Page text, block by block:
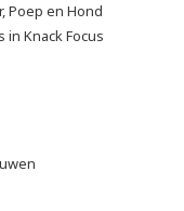
Poep en Hond
in Knack Focus